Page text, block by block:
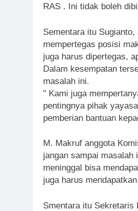
RAS . Ini tidak boleh
Sementara itu
mempertegas posisi
juga harus dipertegas,
Dalam kesempatan
masalah ini.
” Kami juga
pentingnya pihak
pemberian bantuan
M. Makruf anggota
jangan sampai
meninggal bisa
juga harus
Smentara itu Sekretaris